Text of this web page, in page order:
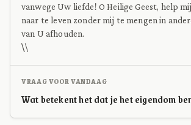
vanwege Uw liefde! O Heilige Geest, help
naar te leven zonder mij te mengen in
van U afhouden.
\\
VRAAG VOOR VANDAAG
Wat betekent het dat je het eigendom